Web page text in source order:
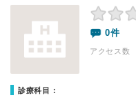
0件
アクセス数
診療科目：